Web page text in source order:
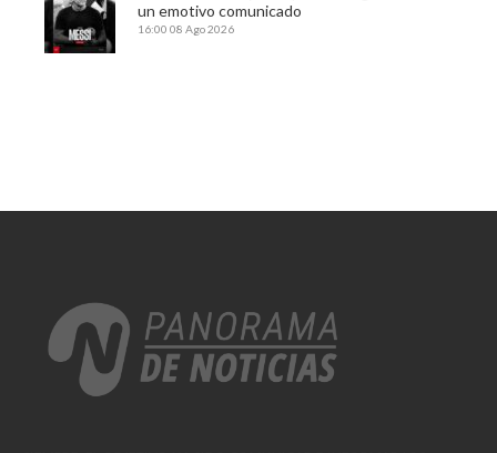
un emotivo comunicado
16:00 08 Ago 2026